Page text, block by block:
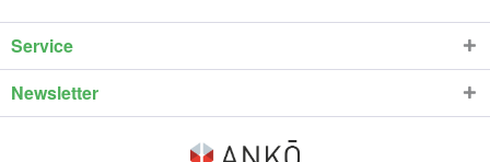
Service
Newsletter